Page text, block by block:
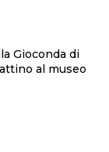
Gioconda di
al museo